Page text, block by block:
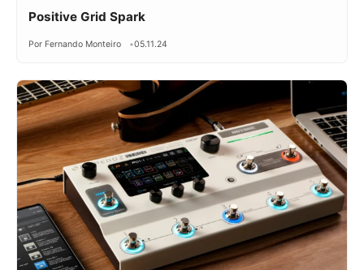
Positive Grid Spark
Por Fernando Monteiro 05.11.24